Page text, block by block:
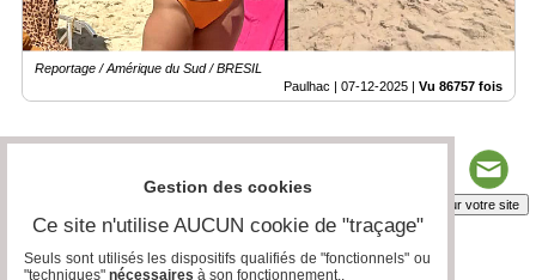
Reportage / Amérique du Sud / BRESIL
Paulhac | 07-12-2025 | Vu 86757 fois
Insérez sur votre site
Gestion des cookies
Ce site n'utilise AUCUN cookie de "traçage"
Seuls sont utilisés les dispositifs qualifiés de "fonctionnels" ou
"techniques" nécessaires à son fonctionnement..